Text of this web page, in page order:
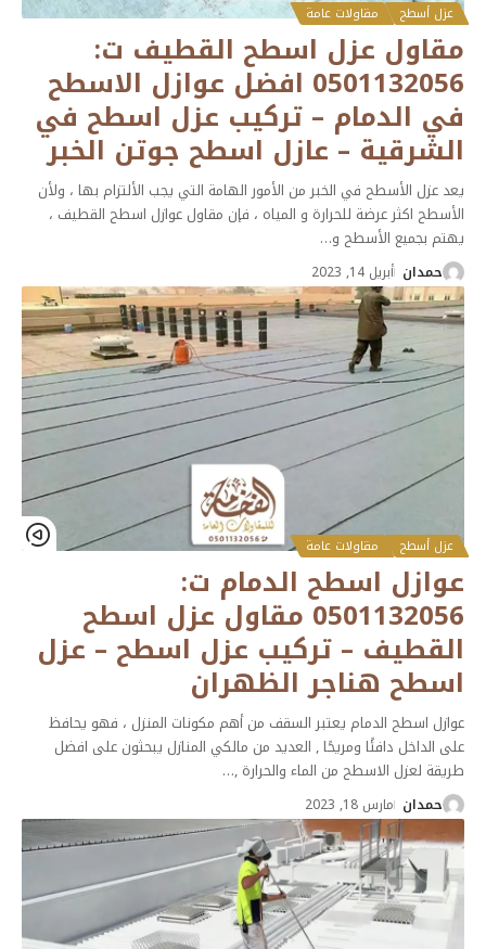
عزل أسطح مقاولات عامة
مقاول عزل اسطح القطيف ت:
0501132056 افضل عوازل الاسطح
في الدمام – تركيب عزل اسطح في
الشرقية – عازل اسطح جوتن الخبر
يعد عزل الأسطح في الخبر من الأمور الهامة التي يجب الألتزام بها ، ولأن
الأسطح اكثر عرضة للحرارة و المياه ، فإن مقاول عوازل اسطح القطيف ،
يهتم بجميع الأسطح و…
حمدان أبريل 14, 2023
عزل أسطح مقاولات عامة
عوازل اسطح الدمام ت:
0501132056 مقاول عزل اسطح
القطيف – تركيب عزل اسطح – عزل
اسطح هناجر الظهران
عوازل اسطح الدمام يعتبر السقف من أهم مكونات المنزل ، فهو يحافظ
على الداخل دافئًا ومريحًا , العديد من مالكي المنازل يبحثون على افضل
طريقة لعزل الاسطح من الماء والحرارة ,…
حمدان مارس 18, 2023